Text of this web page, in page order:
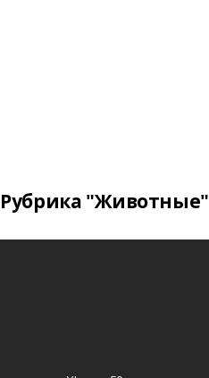
Рубрика "Животные"